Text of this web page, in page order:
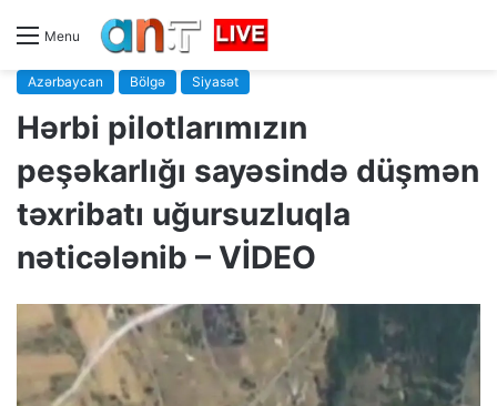
Menu
Azərbaycan Bölgə Siyasət
Hərbi pilotlarımızın
peşəkarlığı sayəsində düşmən
təxribatı uğursuzluqla
nəticələnib – VİDEO